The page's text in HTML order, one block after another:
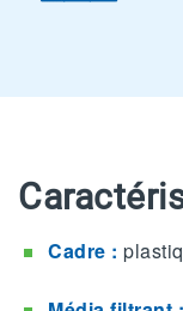
Cadre :